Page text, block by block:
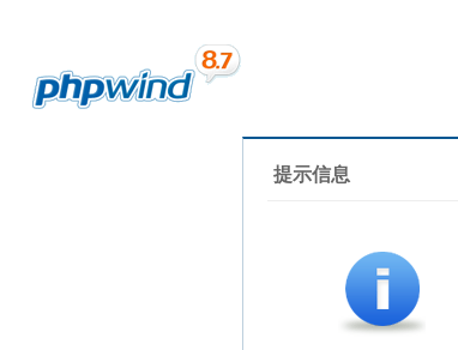
提示信息